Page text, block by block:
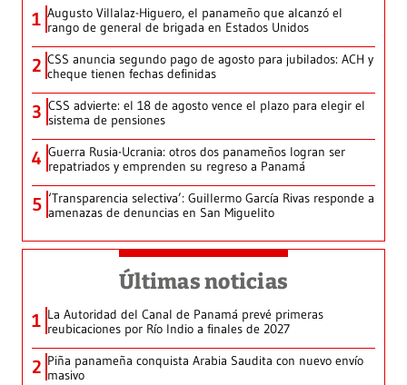
1 Augusto Villalaz-Higuero, el panameño que alcanzó el
rango de general de brigada en Estados Unidos
2 CSS anuncia segundo pago de agosto para jubilados: ACH y
cheque tienen fechas definidas
3 CSS advierte: el 18 de agosto vence el plazo para elegir el
sistema de pensiones
4 Guerra Rusia-Ucrania: otros dos panameños logran ser
repatriados y emprenden su regreso a Panamá
5 ‘Transparencia selectiva’: Guillermo García Rivas responde a
amenazas de denuncias en San Miguelito
Últimas noticias
1 La Autoridad del Canal de Panamá prevé primeras
reubicaciones por Río Indio a finales de 2027
2 Piña panameña conquista Arabia Saudita con nuevo envío
masivo